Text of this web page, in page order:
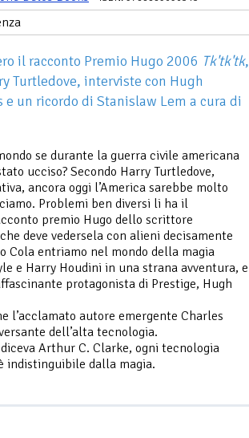
il racconto Premio Hugo 2006 Tk'tk'tk,
Turtledove, interviste con Hugh
e un ricordo di Stanislaw Lem a cura di
se durante la guerra civile americana
ucciso? Secondo Harry Turtledove,
ancora oggi l’America sarebbe molto
Problemi ben diversi li ha il
premio Hugo dello scrittore
deve vedersela con alieni decisamente
entriamo nel mondo della magia
e Harry Houdini in una strana avventura, e
protagonista di Prestige, Hugh
l’acclamato autore emergente Charles
dell’alta tecnologia.
Arthur C. Clarke, ogni tecnologia
indistinguibile dalla magia.